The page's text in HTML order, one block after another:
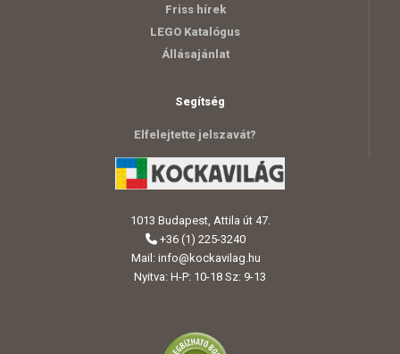
Friss hírek
LEGO Katalógus
Állásajánlat
Segítség
Elfelejtette jelszavát?
1013 Budapest, Attila út 47.
+36 (1) 225-3240
Mail: info@kockavilag.hu
Nyitva: H-P: 10-18 Sz: 9-13